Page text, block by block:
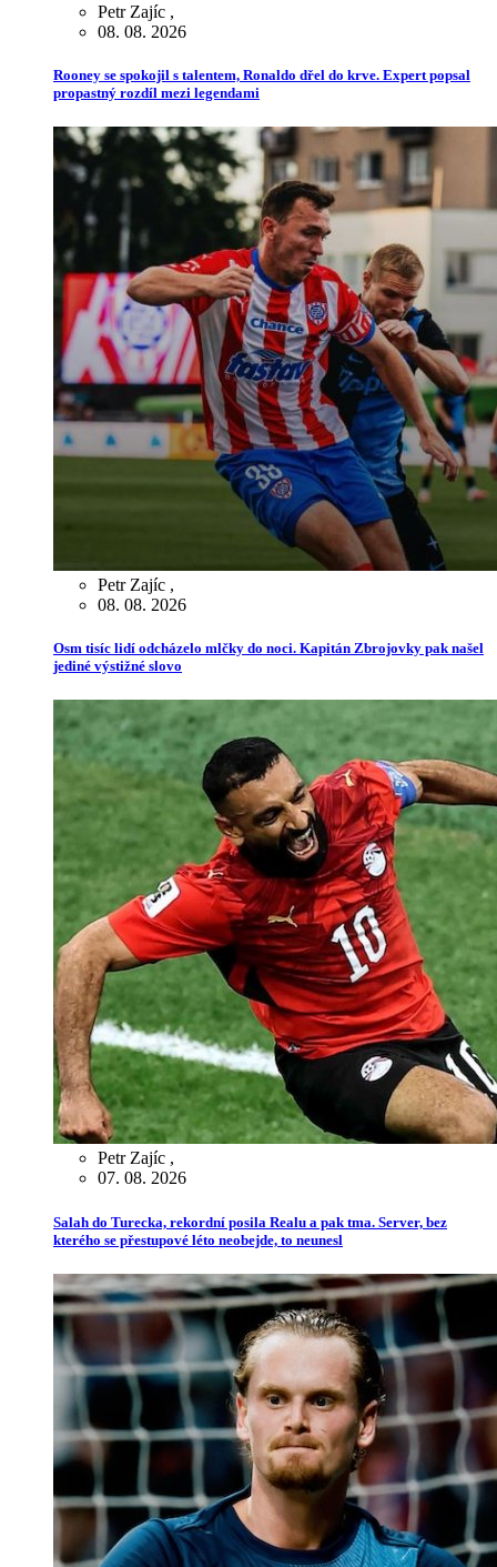
Petr Zajíc ,
08. 08. 2026
Rooney se spokojil s talentem, Ronaldo dřel do krve. Expert popsal
propastný rozdíl mezi legendami
Petr Zajíc ,
08. 08. 2026
Osm tisíc lidí odcházelo mlčky do noci. Kapitán Zbrojovky pak našel
jediné výstižné slovo
Petr Zajíc ,
07. 08. 2026
Salah do Turecka, rekordní posila Realu a pak tma. Server, bez
kterého se přestupové léto neobejde, to neunesl